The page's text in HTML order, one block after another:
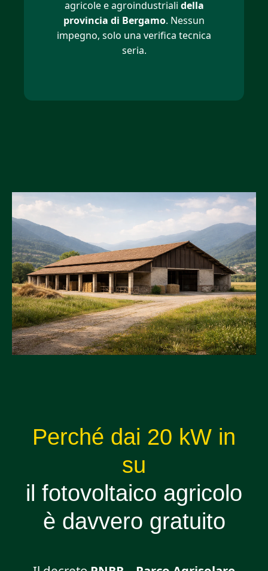
agricole e agroindustriali della
provincia di Bergamo. Nessun
impegno, solo una verifica tecnica
seria.
Perché dai 20 kW in
su
il fotovoltaico agricolo
è davvero gratuito